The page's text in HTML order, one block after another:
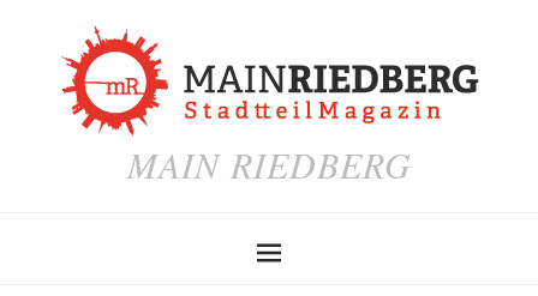
MAIN RIEDBERG